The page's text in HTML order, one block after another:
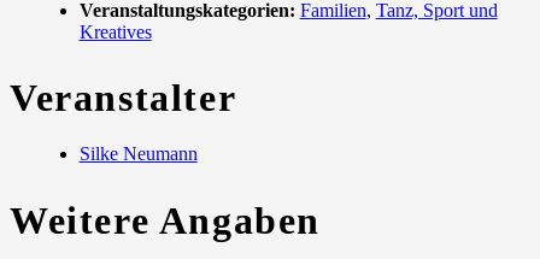
Veranstaltungskategorien: Familien, Tanz, Sport und
Kreatives
Veranstalter
Silke Neumann
Weitere Angaben